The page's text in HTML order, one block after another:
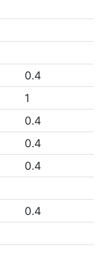
0.4
1
0.4
0.4
0.4
0.4